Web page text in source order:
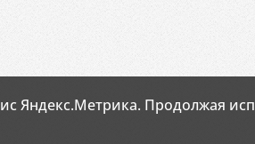
Яндекс.Метрика. Продолжая